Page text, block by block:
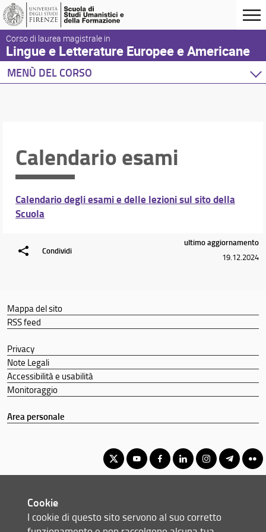
Corso di laurea magistrale in
Lingue e Letterature Europee e Americane
MENÙ DEL CORSO
Orientamento
Docenti
Orario e calendari
Anno Accademico 2025-2026
Calendario esami
Calendario esami
Calendario degli esami e delle lezioni sul sito della
Scuola
Condividi
ultimo aggiornamento
19.12.2024
Mappa del sito
RSS feed
Privacy
Note Legali
Accessibilità e usabilità
Monitoraggio
Area personale
© Copyright 2012-2026 Università degli Studi di Firenze UNIFI
Cookie
I cookie di questo sito servono al suo corretto